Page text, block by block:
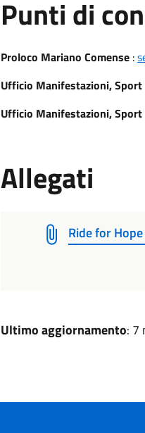
Punti di
Proloco Mariano Comense:
Ufficio Manifestazioni, Sport
Ufficio Manifestazioni, Sport
Allegati
Ride for
Ultimo aggiornamento: 7